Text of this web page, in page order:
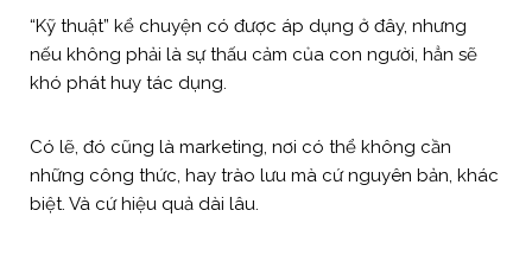
“Kỹ thuật” kể chuyện có được áp dụng ở đây, nhưng
nếu không phải là sự thấu cảm của con người, hẳn sẽ
khó phát huy tác dụng.
Có lẽ, đó cũng là marketing, nơi có thể không cần
những công thức, hay trào lưu mà cứ nguyên bản, khác
biệt. Và cứ hiệu quả dài lâu.